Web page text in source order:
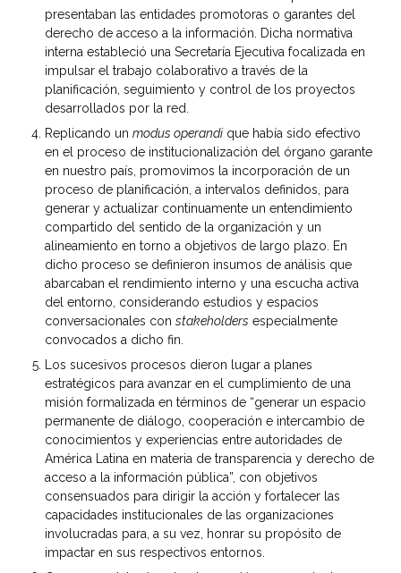
presentaban las entidades promotoras o garantes del
derecho de acceso a la información. Dicha normativa
interna estableció una Secretaría Ejecutiva focalizada en
impulsar el trabajo colaborativo a través de la
planificación, seguimiento y control de los proyectos
desarrollados por la red.
Replicando un modus operandi que había sido efectivo
en el proceso de institucionalización del órgano garante
en nuestro país, promovimos la incorporación de un
proceso de planificación, a intervalos definidos, para
generar y actualizar continuamente un entendimiento
compartido del sentido de la organización y un
alineamiento en torno a objetivos de largo plazo. En
dicho proceso se definieron insumos de análisis que
abarcaban el rendimiento interno y una escucha activa
del entorno, considerando estudios y espacios
conversacionales con stakeholders especialmente
convocados a dicho fin.
Los sucesivos procesos dieron lugar a planes
estratégicos para avanzar en el cumplimiento de una
misión formalizada en términos de “generar un espacio
permanente de diálogo, cooperación e intercambio de
conocimientos y experiencias entre autoridades de
América Latina en materia de transparencia y derecho de
acceso a la información pública”, con objetivos
consensuados para dirigir la acción y fortalecer las
capacidades institucionales de las organizaciones
involucradas para, a su vez, honrar su propósito de
impactar en sus respectivos entornos.